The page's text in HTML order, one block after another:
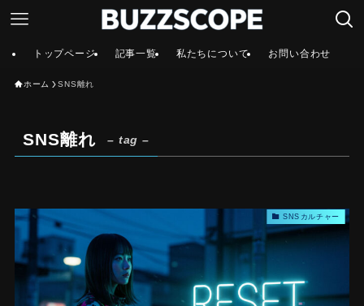
トップページ 記事一覧 私たちについて お問い合わせ
ホーム SNS離れ
SNS離れ – tag –
SNSカルチャー